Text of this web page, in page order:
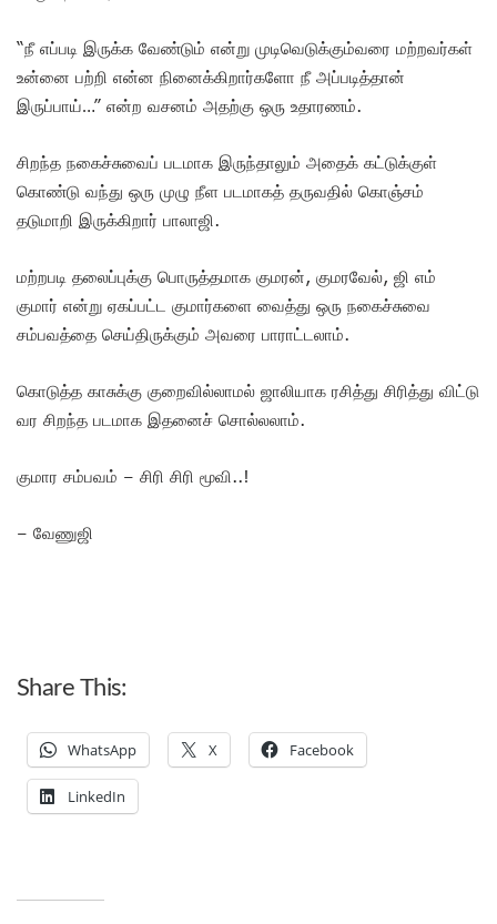
“நீ எப்படி இருக்க வேண்டும் என்று முடிவெடுக்கும்வரை மற்றவர்கள்
உன்னை பற்றி என்ன நினைக்கிறார்களோ நீ அப்படித்தான்
இருப்பாய்…” என்ற வசனம் அதற்கு ஒரு உதாரணம்.
சிறந்த நகைச்சுவைப் படமாக இருந்தாலும் அதைக் கட்டுக்குள்
கொண்டு வந்து ஒரு முழு நீள படமாகத் தருவதில் கொஞ்சம்
தடுமாறி இருக்கிறார் பாலாஜி.
மற்றபடி தலைப்புக்கு பொருத்தமாக குமரன், குமரவேல், ஜி எம்
குமார் என்று ஏகப்பட்ட குமார்களை வைத்து ஒரு நகைச்சுவை
சம்பவத்தை செய்திருக்கும் அவரை பாராட்டலாம்.
கொடுத்த காசுக்கு குறைவில்லாமல் ஜாலியாக ரசித்து சிரித்து விட்டு
வர சிறந்த படமாக இதனைச் சொல்லலாம்.
குமார சம்பவம் – சிரி சிரி மூவி..!
– வேணுஜி
Share This:
WhatsApp X Facebook
LinkedIn